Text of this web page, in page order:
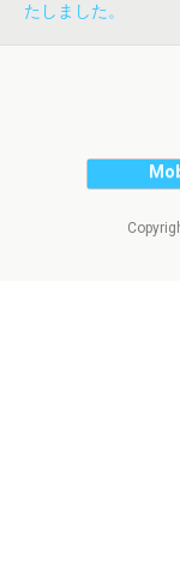
たしました。